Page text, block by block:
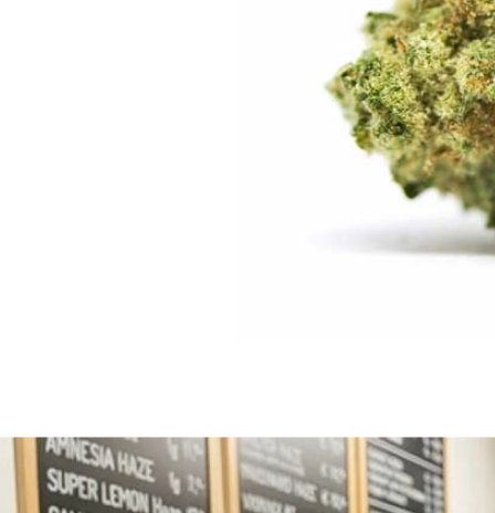
Platinum OG Sorte: THC-Gehalt, Indica-Wirkung & Anbau